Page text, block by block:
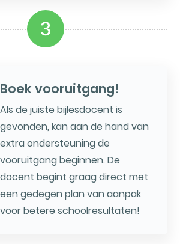
3
Boek vooruitgang!
Als de juiste bijlesdocent is
gevonden, kan aan de hand van
extra ondersteuning de
vooruitgang beginnen. De
docent begint graag direct met
een gedegen plan van aanpak
voor betere schoolresultaten!